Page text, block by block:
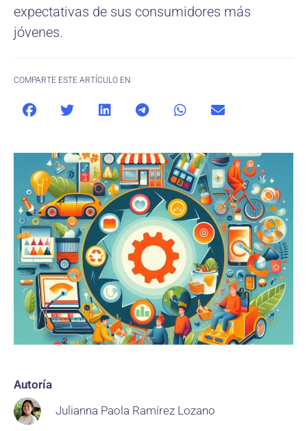
expectativas de sus consumidores más
jóvenes.
COMPARTE ESTE ARTÍCULO EN
Autoría
Julianna Paola Ramírez Lozano